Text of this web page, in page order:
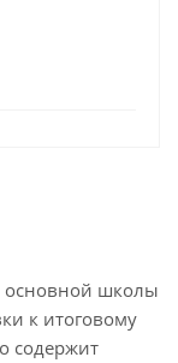
основной школы
к итоговому
содержит